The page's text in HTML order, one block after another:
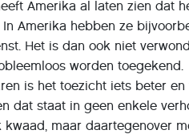
Amerika al laten zien dat
In Amerika hebben ze
Het is dan ook niet
worden toegekend.
is het toezicht iets beter
dat staat in geen enkele
kwaad, maar daartegenover